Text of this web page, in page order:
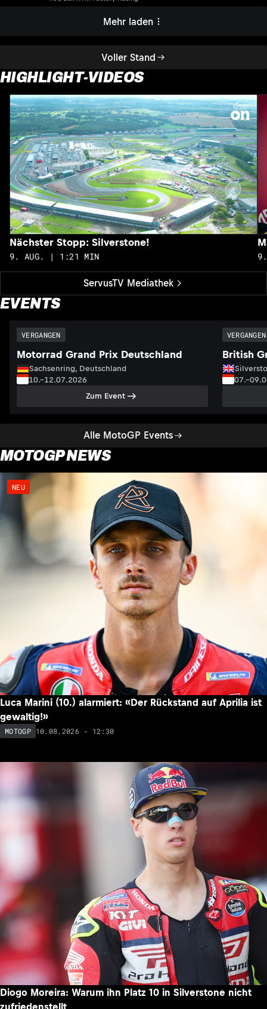
Voller Stand
Mehr laden
HIGHLIGHT-VIDEOS
ServusTV Mediathek
Nächster Stopp: Silverstone!
9. AUG. | 1:21 MIN
EVENTS
Alle MotoGP Events
VERGANGEN
Motorrad Grand Prix Deutschland
Sachsenring, Deutschland
10.–12.07.2026
Zum Event
VERGANGEN
British
MOTOGP NEWS
NEU
Luca Marini (10.) alarmiert: «Der Rückstand auf Aprilia ist
gewaltig!»
MOTOGP 10.08.2026 - 12:30
Diogo Moreira: Warum ihn Platz 10 in Silverstone nicht
zufriedenstellt